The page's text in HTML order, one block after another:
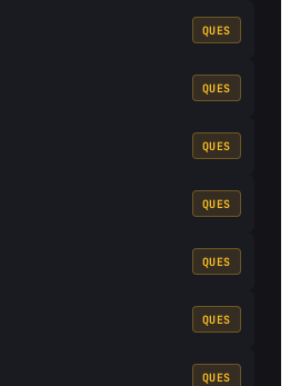
QUES
QUES
QUES
QUES
QUES
QUES
QUES